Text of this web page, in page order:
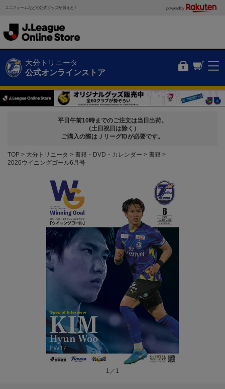
ユニフォームなどの公式グッズが買える！ powered by
大分トリニータ
公式オンラインストア
平日午前10時までのご注文は当日出荷。
（土日祝日は除く）
ご購入の際はＪリーグIDが必要です。
TOP 大分トリニータ 書籍・DVD・カレンダー
書籍
2026ウイニングゴール6月号
1／1